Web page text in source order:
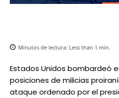
Minutos de lectura: Less than 1 min.
Estados Unidos bombardeó
posiciones de milicias
ataque ordenado por el